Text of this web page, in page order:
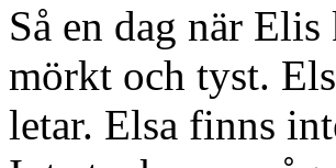
Så en dag när
mörkt och tyst.
letar. Elsa finns